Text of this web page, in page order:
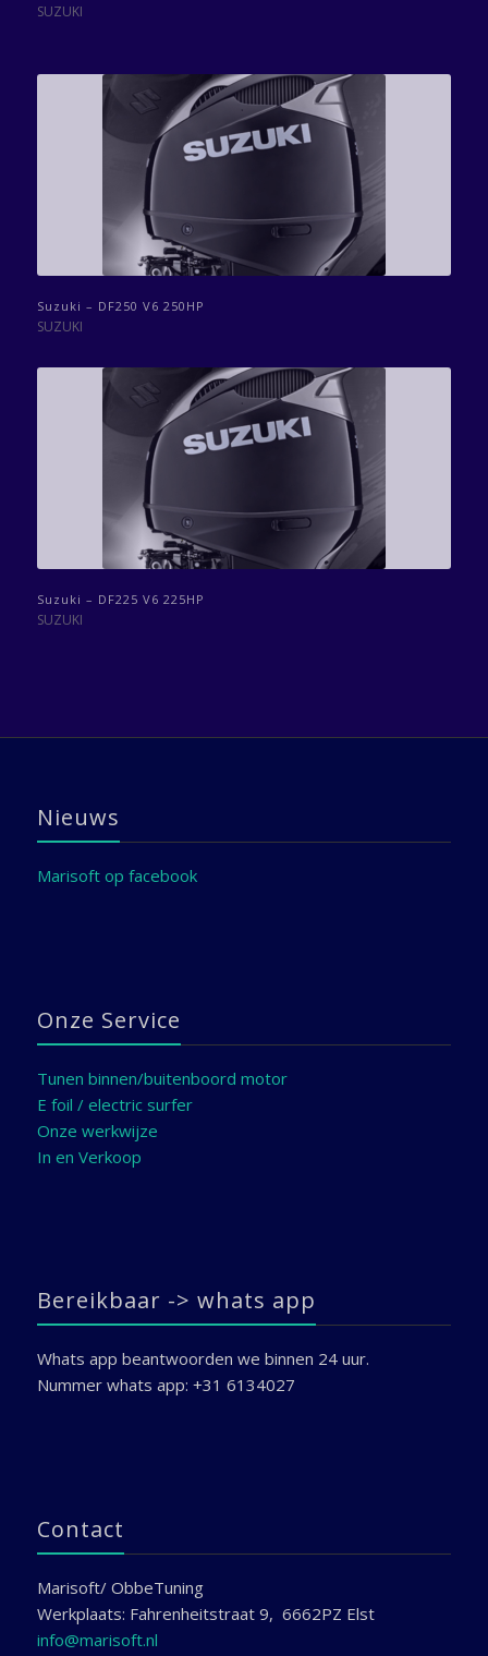
SUZUKI
Suzuki – DF250 V6 250HP
SUZUKI
Suzuki – DF225 V6 225HP
SUZUKI
Nieuws
Marisoft op facebook
Onze Service
Tunen binnen/buitenboord motor
E foil / electric surfer
Onze werkwijze
In en Verkoop
Bereikbaar -> whats app
Whats app beantwoorden we binnen 24 uur.
Nummer whats app: +31 6134027
Contact
Marisoft/ ObbeTuning
Werkplaats: Fahrenheitstraat 9, 6662PZ Elst
info@marisoft.nl